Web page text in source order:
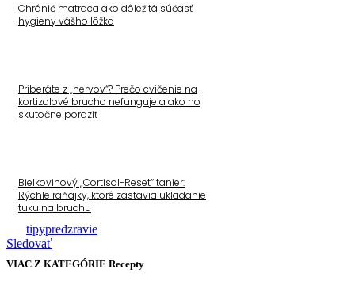
Chránič matraca ako dôležitá súčasť
hygieny vášho lôžka
Priberáte z „nervov“? Prečo cvičenie na
kortizolové brucho nefunguje a ako ho
skutočne poraziť
Bielkovinový „Cortisol-Reset“ tanier:
Rýchle raňajky, ktoré zastavia ukladanie
tuku na bruchu
tipypredzravie
Sledovať
VIAC Z KATEGÓRIE Recepty